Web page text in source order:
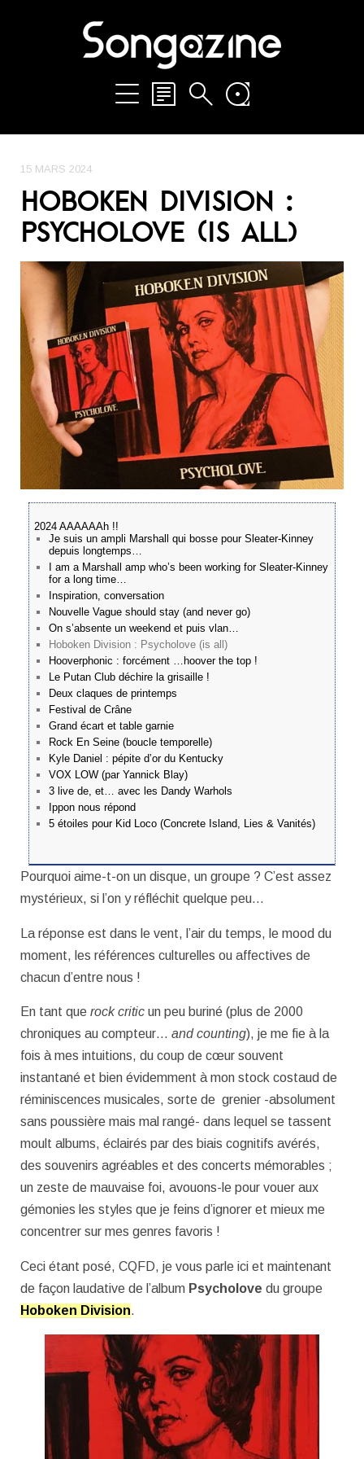
15 MARS 2024
HOBOKEN DIVISION :
PSYCHOLOVE (IS ALL)
2024 AAAAAAh !!
Je suis un ampli Marshall qui bosse pour Sleater-Kinney
depuis longtemps…
I am a Marshall amp who’s been working for Sleater-Kinney
for a long time…
Inspiration, conversation
Nouvelle Vague should stay (and never go)
On s’absente un weekend et puis vlan…
Hoboken Division : Psycholove (is all)
Hooverphonic : forcément …hoover the top !
Le Putan Club déchire la grisaille !
Deux claques de printemps
Festival de Crâne
Grand écart et table garnie
Rock En Seine (boucle temporelle)
Kyle Daniel : pépite d’or du Kentucky
VOX LOW (par Yannick Blay)
3 live de, et… avec les Dandy Warhols
Ippon nous répond
5 étoiles pour Kid Loco (Concrete Island, Lies & Vanités)
Pourquoi aime-t-on un disque, un groupe ? C’est assez
mystérieux, si l’on y réfléchit quelque peu…
La réponse est dans le vent, l’air du temps, le mood du
moment, les références culturelles ou affectives de
chacun d’entre nous !
En tant que rock critic un peu buriné (plus de 2000
chroniques au compteur… and counting), je me fie à la
fois à mes intuitions, du coup de cœur souvent
instantané et bien évidemment à mon stock costaud de
réminiscences musicales, sorte de grenier -absolument
sans poussière mais mal rangé- dans lequel se tassent
moult albums, éclairés par des biais cognitifs avérés,
des souvenirs agréables et des concerts mémorables ;
un zeste de mauvaise foi, avouons-le pour vouer aux
gémonies les styles que je feins d’ignorer et mieux me
concentrer sur mes genres favoris !
Ceci étant posé, CQFD, je vous parle ici et maintenant
de façon laudative de l’album Psycholove du groupe
Hoboken Division.